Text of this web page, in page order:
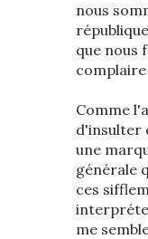
nous
que nous
Comme
d'insulter
une
générale
ces
me